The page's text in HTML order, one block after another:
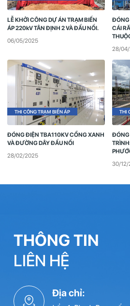
LỄ KHỞI CÔNG DỰ ÁN TRẠM BIẾN
ÁP 220kV TÂN ĐỊNH 2 VÀ ĐẤU NỐI.
06/05/2025
ĐÓNG
CÁI
28/
THI CÔNG TRẠM BIẾN ÁP
ĐÓNG ĐIỆN TBA110KV CỔNG XANH
VÀ ĐƯỜNG DÂY ĐẤU NỐI
28/02/2025
THI
ĐÓNG
30/12/
THÔNG TIN
LIÊN HỆ
Địa chỉ: